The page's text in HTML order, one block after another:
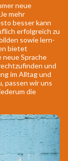
neue
mehr
besser kann
erfolgreich zu
sowie lern-
bietet
neue Sprache
und
im Alltag und
passen wir uns
die